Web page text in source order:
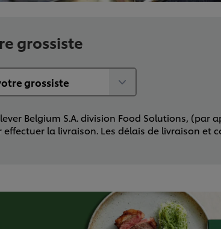
grossiste
Belgium S.A. division Food Solutions, (par
la livraison. Les délais de livraison et